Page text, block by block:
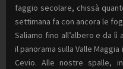
faggio secolare, chissà
settimana fa con ancora le
Saliamo fino all’albero e da lì
il panorama sulla Valle
Cevio. Alle nostre spalle,